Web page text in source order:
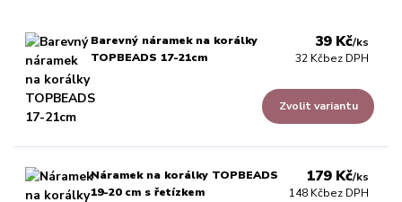
Barevný náramek na korálky
TOPBEADS 17-21cm
39 Kč/ks
32 Kčbez DPH
Zvolit variantu
Náramek na korálky TOPBEADS
19-20 cm s řetízkem
179 Kč/ks
148 Kčbez DPH